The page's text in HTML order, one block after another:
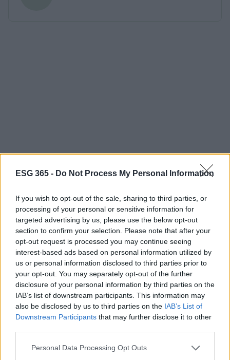
ESG 365 - Do Not Process My Personal Information
If you wish to opt-out of the sale, sharing to third parties, or
processing of your personal or sensitive information for
targeted advertising by us, please use the below opt-out
section to confirm your selection. Please note that after your
opt-out request is processed you may continue seeing
interest-based ads based on personal information utilized by
us or personal information disclosed to third parties prior to
your opt-out. You may separately opt-out of the further
disclosure of your personal information by third parties on the
IAB’s list of downstream participants. This information may
also be disclosed by us to third parties on the IAB’s List of
Downstream Participants that may further disclose it to other
Please note that this website/app uses one or more Google
Personal Data Processing Opt Outs
Continua a leggere
ONU 2030